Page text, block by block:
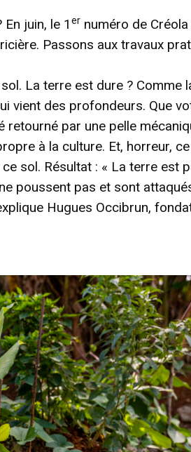
juin, le 1 er numéro de
Passons aux travaux
La terre est dure ? Comme
vient des profondeurs. Que
par une pelle
à la culture. Et, horreur,
sol. Résultat : « La terre est
poussent pas et sont
Hugues Occibrun,